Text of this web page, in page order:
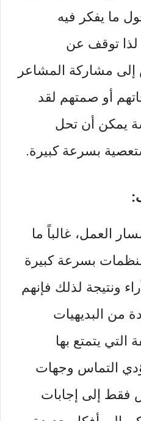
ما يفكر فيه
لذا توقف عن
إلى مشاركة المشاعر
أو صمتهم لقد
يمكن أن تحل
بسرعة كبيرة.
العمل، غالباً ما
بسرعة كبيرة
ونتيجة لذلك فإنهم
من البديهيات
التي يتمتع بها
التماس وجهات
فقط إلى إجابات